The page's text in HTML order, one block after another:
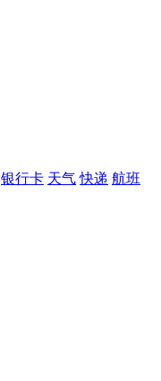
银行卡 天气 快递 航班